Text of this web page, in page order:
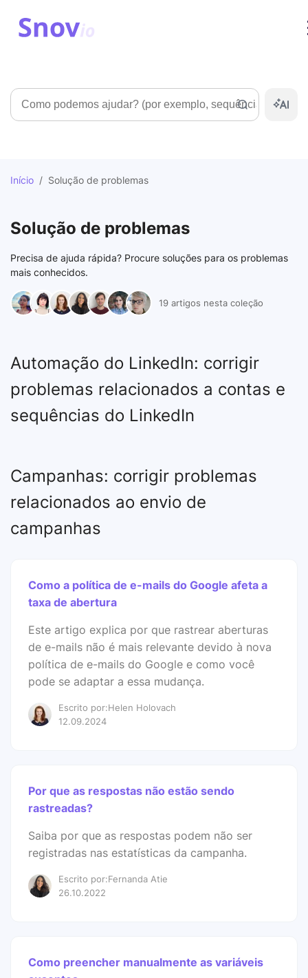
Pesquisar
Início / Solução de problemas
Solução de problemas
Precisa de ajuda rápida? Procure soluções para os problemas
mais conhecidos.
19 artigos nesta coleção
Automação do LinkedIn: corrigir
problemas relacionados a contas e
sequências do LinkedIn
Campanhas: corrigir problemas
relacionados ao envio de
campanhas
Como a política de e-mails do Google afeta a
taxa de abertura
Este artigo explica por que rastrear aberturas
de e-mails não é mais relevante devido à nova
política de e-mails do Google e como você
pode se adaptar a essa mudança.
Escrito por:Helen Holovach
12.09.2024
Por que as respostas não estão sendo
rastreadas?
Saiba por que as respostas podem não ser
registradas nas estatísticas da campanha.
Escrito por:Fernanda Atie
26.10.2022
Como preencher manualmente as variáveis ​​